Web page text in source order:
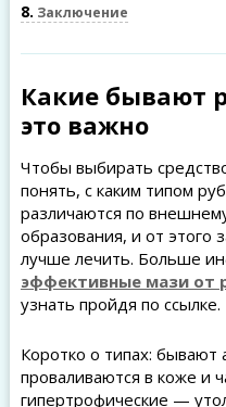
8 Заключение
Какие бывают
это важно
Чтобы выбирать
понять, с каким типом
различаются по
образования, и от этого
лучше лечить. Больше
эффективные мази от
узнать пройдя по ссылке.
Коротко о типах:
проваливаются в коже и
гипертрофические —